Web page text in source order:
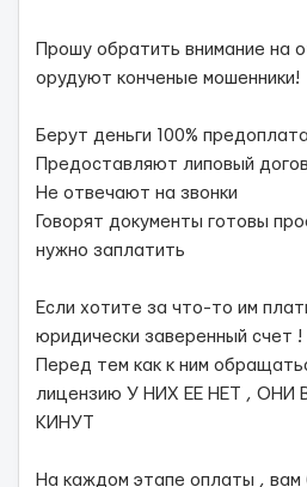
Прошу обратить внимание на
орудуют конченые мошенники!
Берут деньги 100% предоплата
Предоставляют липовый
Не отвечают на звонки
Говорят документы готовы
нужно заплатить
Если хотите за что-то им
юридически заверенный счет !
Перед тем как к ним
лицензию У НИХ ЕЕ НЕТ , ОНИ
КИНУТ
На каждом этапе оплаты , вам